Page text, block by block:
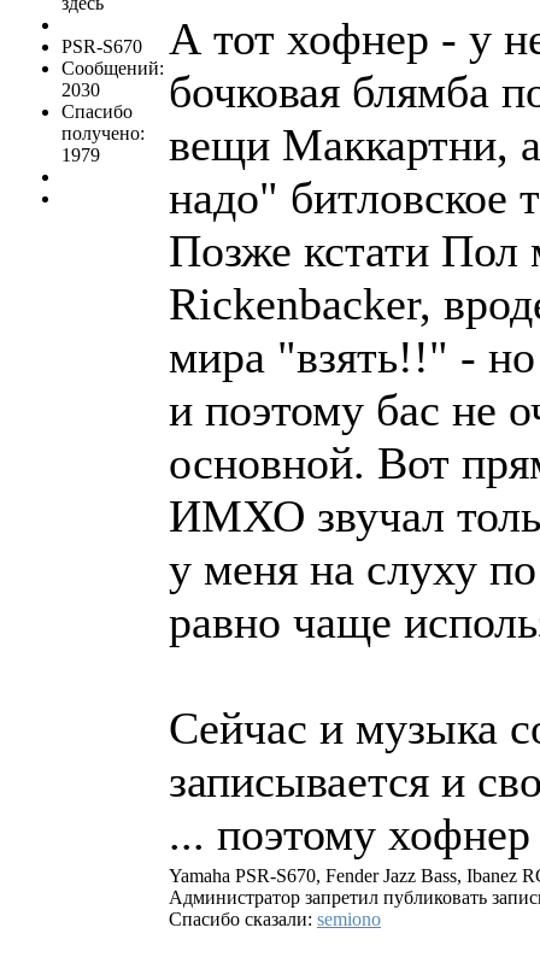
PSR-S670
Сообщений:
2030
Спасибо
получено:
1979
А тот хофнер - у
бочковая блямба
вещи Маккартни,
надо" битловское
Позже кстати Пол
Rickenbacker,
мира "взять!!" -
и поэтому бас не
основной. Вот
ИМХО звучал
у меня на слуху
равно чаще
Сейчас и музыка
записывается и
... поэтому хофнер
Yamaha PSR-S670, Fender Jazz Bass, Ibanez
Администратор запретил публиковать
Спасибо сказали: semiono